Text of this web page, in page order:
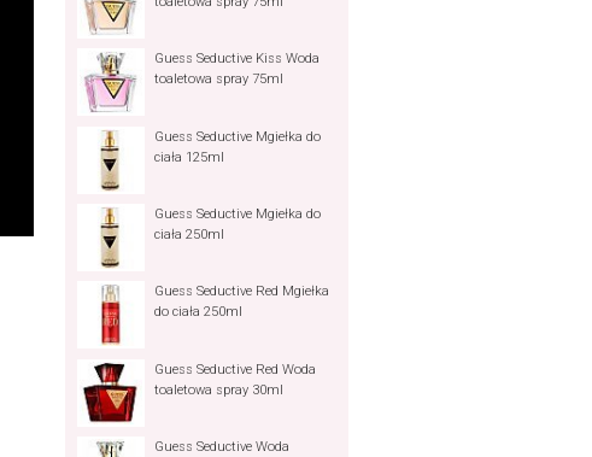
Guess Seductive Kiss Woda
toaletowa spray 75ml
Guess Seductive Mgiełka do
ciała 125ml
Guess Seductive Mgiełka do
ciała 250ml
Guess Seductive Red Mgiełka
do ciała 250ml
Guess Seductive Red Woda
toaletowa spray 30ml
Guess Seductive Woda